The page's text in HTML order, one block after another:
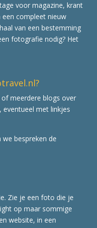
voor magazine, krant
compleet nieuw
van een bestemming
fotografie nodig? Het
meerdere blogs over
eventueel met linkjes
we bespreken de
Zie je een foto die je
op maar sommige
website, in een